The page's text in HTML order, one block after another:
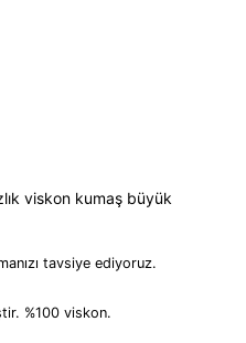
viskon kumaş büyük
tavsiye ediyoruz.
%100 viskon.